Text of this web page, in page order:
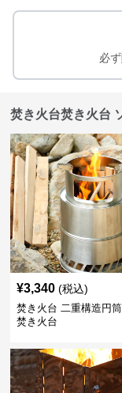
必
焚き火台焚き火台
¥3,340 (税込)
焚き火台 二重構造円
焚き火台